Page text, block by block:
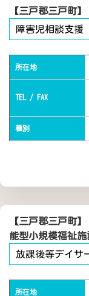
【三戸郡三戸町
障害児相談支援
所在地
TEL / FAX
種別
【三戸郡三戸町
能型小規模福祉
放課後等デイサ
所在地